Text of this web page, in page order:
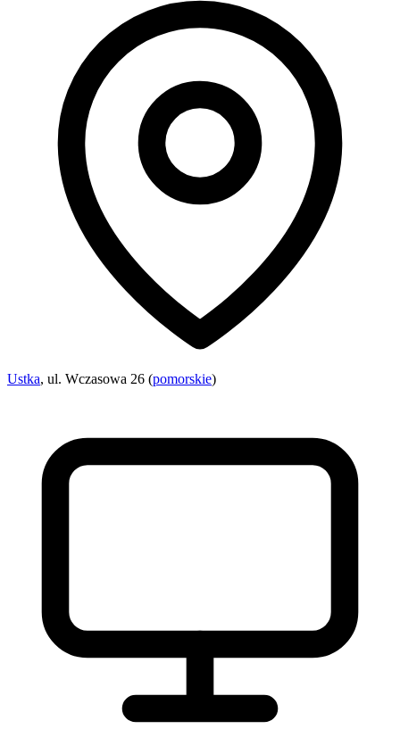
Ustka, ul. Wczasowa 26 (pomorskie)